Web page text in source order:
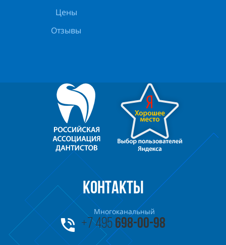
Цены
Отзывы
КОНТАКТЫ
Многоканальный
+7 495698-00-98